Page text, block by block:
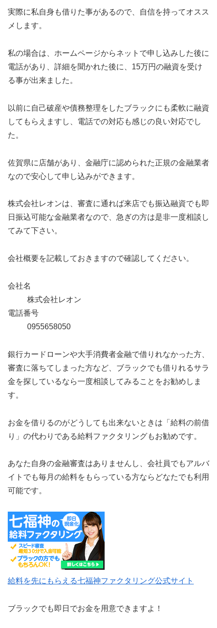
実際に私自身も借りた事があるので、自信を持ってオスス
メします。
私の場合は、ホームページからネットで申し込みした後に
電話があり、詳細を聞かれた後に、15万円の融資を受け
る事が出来ました。
以前に自己破産や債務整理をしたブラックにも柔軟に融資
してもらえますし、電話での対応も感じの良い対応でし
た。
佐賀県に店舗があり、金融庁に認められた正規の金融業者
なので安心して申し込みができます。
株式会社レオンは、審査に通れば来店でも振込融資でも即
日振込可能な金融業者なので、急ぎの方は是非一度相談し
てみて下さい。
会社概要を記載しておきますので確認してください。
会社名
株式会社レオン
電話番号
0955658050
銀行カードローンや大手消費者金融で借りれなかった方、
審査に落ちてしまった方など、ブラックでも借りれるサラ
金を探しているなら一度相談してみることをお勧めしま
す。
お金を借りるのがどうしても出来ないときは「給料の前借
り」の代わりである給料ファクタリングもお勧めです。
あなた自身の金融審査はありませんし、会社員でもアルバ
イトでも毎月の給料をもらっている方ならどなたでも利用
可能です。
給料を先にもらえる七福神ファクタリング公式サイト
ブラックでも即日でお金を用意できますよ！